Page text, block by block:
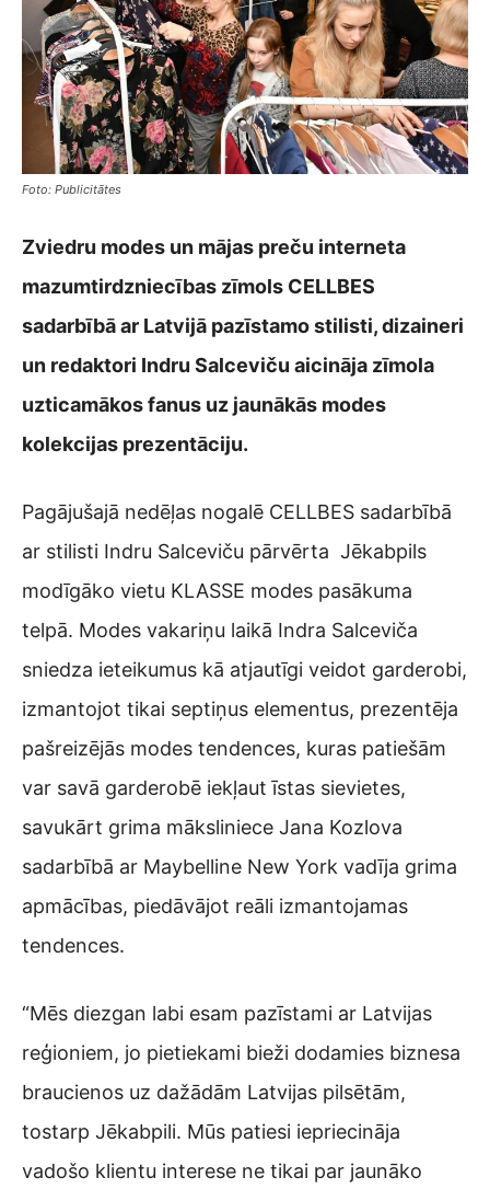
Foto: Publicitātes
Zviedru modes un mājas preču interneta
mazumtirdzniecības zīmols CELLBES
sadarbībā ar Latvijā pazīstamo stilisti, dizaineri
un redaktori Indru Salceviču aicināja zīmola
uzticamākos fanus uz jaunākās modes
kolekcijas prezentāciju.
Pagājušajā nedēļas nogalē CELLBES sadarbībā
ar stilisti Indru Salceviču pārvērta Jēkabpils
modīgāko vietu KLASSE modes pasākuma
telpā. Modes vakariņu laikā Indra Salceviča
sniedza ieteikumus kā atjautīgi veidot garderobi,
izmantojot tikai septiņus elementus, prezentēja
pašreizējās modes tendences, kuras patiešām
var savā garderobē iekļaut īstas sievietes,
savukārt grima māksliniece Jana Kozlova
sadarbībā ar Maybelline New York vadīja grima
apmācības, piedāvājot reāli izmantojamas
tendences.
“Mēs diezgan labi esam pazīstami ar Latvijas
reģioniem, jo pietiekami bieži dodamies biznesa
braucienos uz dažādām Latvijas pilsētām,
tostarp Jēkabpili. Mūs patiesi iepriecināja
vadošo klientu interese ne tikai par jaunāko